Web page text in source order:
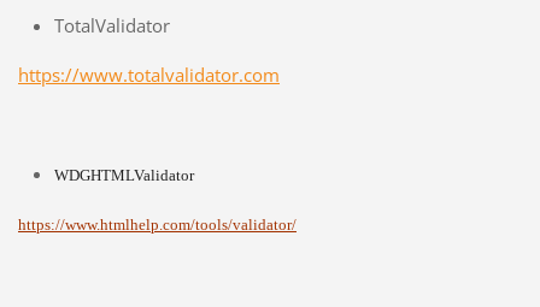
TotalValidator
https://www.totalvalidator.com
WDGHTMLValidator
https://www.htmlhelp.com/tools/validator/